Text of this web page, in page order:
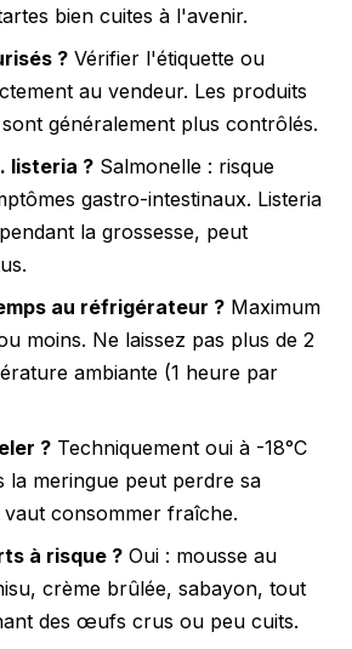
bien cuites à l'avenir.
? Vérifier l'étiquette ou
au vendeur. Les produits
généralement plus contrôlés.
listeria ? Salmonelle : risque
gastro-intestinaux. Listeria
la grossesse, peut
au réfrigérateur ? Maximum
moins. Ne laissez pas plus de 2
ambiante (1 heure par
? Techniquement oui à -18°C
la meringue peut perdre sa
consommer fraîche.
à risque ? Oui : mousse au
crème brûlée, sabayon, tout
des œufs crus ou peu cuits.